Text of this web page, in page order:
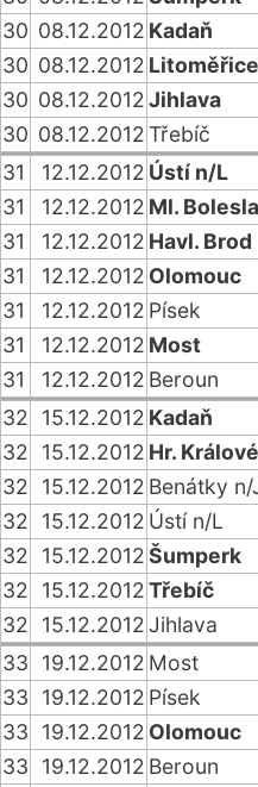
30 08.12.2012 Kadaň
30 08.12.2012 Litoměřice
30 08.12.2012Jihlava
30 08.12.2012Třebíč
31
12.12.2012 Ústí n/L
31
12.12.2012 Ml.
31
12.12.2012 Havl. Brod
31
12.12.2012 Olomouc
31
12.12.2012 Písek
31
12.12.2012 Most
31
12.12.2012 Beroun
32
15.12.2012 Kadaň
32
15.12.2012 Hr. Králové
32
15.12.2012 Benátky n/
32
15.12.2012 Ústí n/L
32
15.12.2012Šumperk
32
15.12.2012Třebíč
32
15.12.2012Jihlava
33
19.12.2012 Most
33
19.12.2012 Písek
33
19.12.2012 Olomouc
33
19.12.2012 Beroun